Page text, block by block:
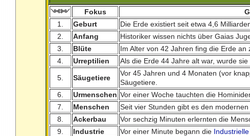
༺༻ Fokus
1.
Geburt
Die Erde existiert seit etwa 4,6
2.
Anfang
Historiker wissen nichts über Gaias
3.
Blüte
Im Alter von 42 Jahren fing die Erde an
4.
Urreptilien Als die Erde 44 Jahre alt war, wurde
5. Säugetiere
Vor 45 Jahren und 4 Monaten (vor
Säugetiere.
6.
Urmenschen Vor einer Woche tauchten die
7.
Menschen Seit vier Stunden gibt es den modernen
8.
Ackerbau
Vor sechzig Minuten erlernten die
9.
Industrie Vor einer Minute begann die